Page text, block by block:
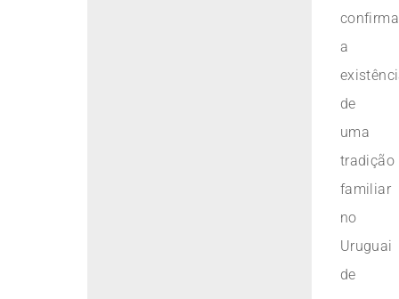
a
de
uma
tradição
familiar
no
Uruguai
de